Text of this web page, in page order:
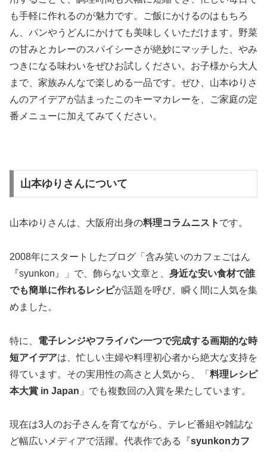
も手軽に作れるのが魅力です。ご飯にかけるのはもちろ
ん、パンやうどんにかけても美味しくいただけます。野菜
の甘みとカレーのスパイシーさが絶妙にマッチした、やみ
つきになる味わいをぜひお試しください。お子様から大人
まで、家族みんなで楽しめる一品です。ぜひ、山本ゆりさ
んのアイデアが詰まったこのキーマカレーを、ご家庭の定
番メニューに加えてみてください。
山本ゆりさんについて
山本ゆりさんは、大阪府出身の料理コラムニスト です。
2008年にスタートしたブログ「含み笑いのカフェごはん
『syunkon』」で、飾らない文章と、 身近な安い食材で誰
でも簡単に作れるレシピが話題を呼び、瞬く間に人気を集
めました。
特に、 電子レンジやフライパン一つで完成する画期的な時
短アイデアは、忙しい主婦や料理初心者から絶大な支持を
得ています。その実用性の高さと人気から、「 料理レシピ
本大賞 in Japan 」でも複数回の入賞を果たしています。
現在は3人のお子さんを育てながら、テレビ番組や雑誌な
ど幅広いメディアで活躍。代表作である『 syunkonカフ